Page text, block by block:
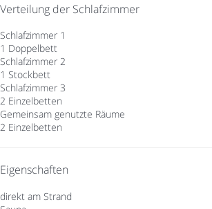
Verteilung der Schlafzimmer
Schlafzimmer 1
1 Doppelbett
Schlafzimmer 2
1 Stockbett
Schlafzimmer 3
2 Einzelbetten
Gemeinsam genutzte Räume
2 Einzelbetten
Eigenschaften
direkt am Strand